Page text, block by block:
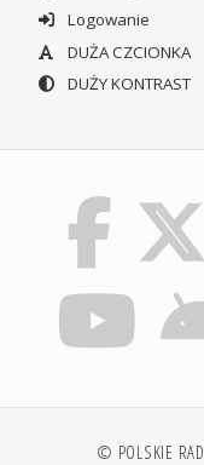
Logowanie
DUŻA CZCIONKA
DUŻY KONTRAST
© POLSKIE